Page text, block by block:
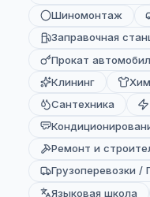
Шиномонтаж
Заправочная
Прокат
Клининг
Сантехника
Ремонт и
Грузоперевозки /
Языковая школа